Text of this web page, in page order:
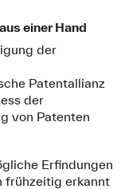
einer Hand
der
Patentallianz
der
von Patenten
Erfindungen
frühzeitig erkannt